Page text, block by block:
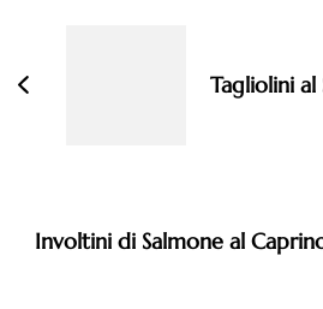
Tagliolini
Involtini di Salmone al